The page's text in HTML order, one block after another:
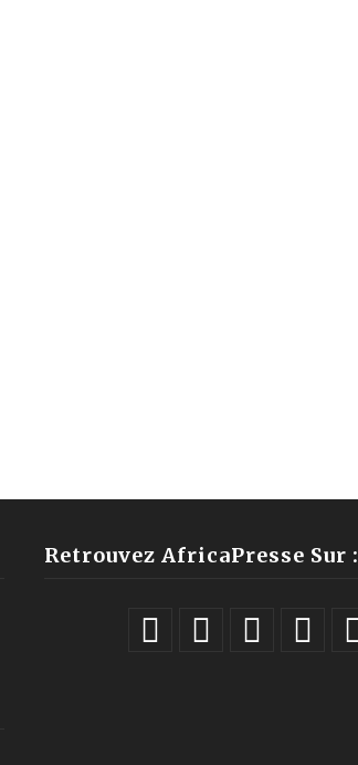
Retrouvez AfricaPresse Sur :